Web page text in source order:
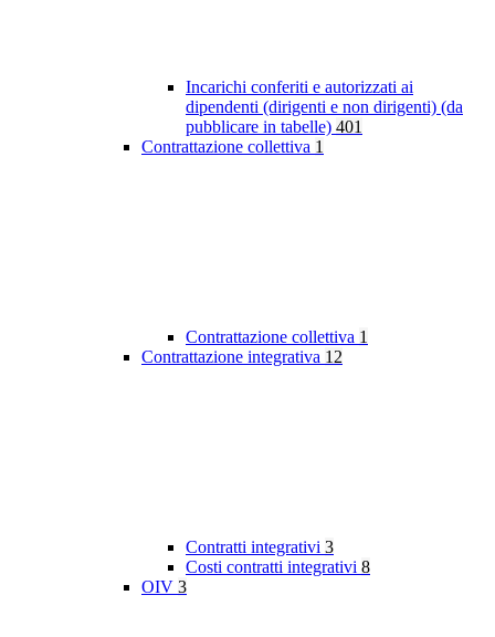
Incarichi conferiti e autorizzati ai
dipendenti (dirigenti e non dirigenti) (da
pubblicare in tabelle) 401
Contrattazione collettiva 1
Contrattazione collettiva 1
Contrattazione integrativa 12
Contratti integrativi 3
Costi contratti integrativi 8
OIV 3